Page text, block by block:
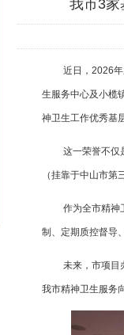
我市3家
近日， 2026
生服务中心及小榄
神卫生工作优秀基
这一荣誉不仅
（挂靠于中山市
作为全市精神
制、定期质控督导
未来，市项目
我市精神卫生服务